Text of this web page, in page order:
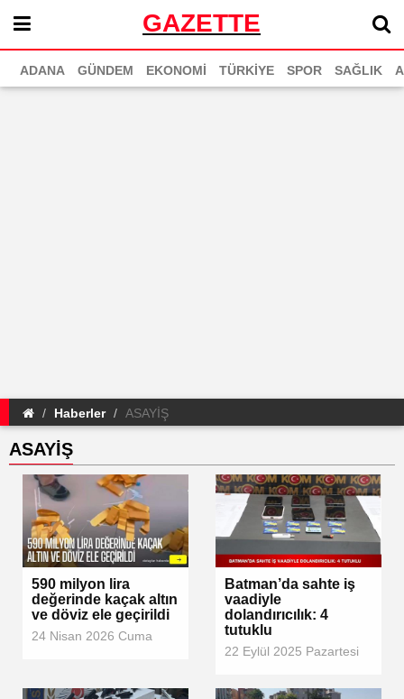
GAZETTE
ADANA GÜNDEM EKONOMİ TÜRKİYE SPOR SAĞLIK
Haberler ASAYİŞ
ASAYİŞ
590 milyon lira
değerinde kaçak altın
ve döviz ele geçirildi
24 Nisan 2026 Cuma
Batman’da sahte iş
vaadiyle
dolandırıcılık: 4
tutuklu
22 Eylül 2025 Pazartesi